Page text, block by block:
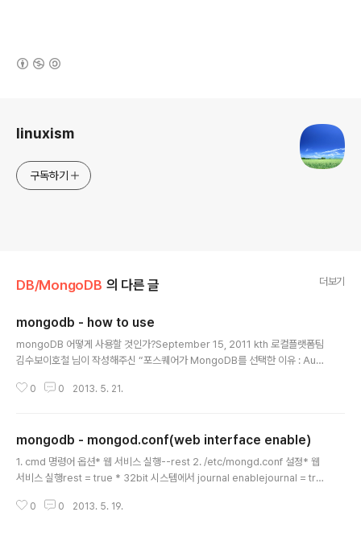
linuxism
구독하기
DB/MongoDB 의 다른 글 더보기
mongodb - how to use
mongoDB 어떻게 사용할 것인가?September 15, 2011 kth 로컬플랫폼팀
김수보이호철 님이 작성해주신 “포스퀘어가 MongoDB를 선택한 이유 : Auto
ps” 에 이어, “mongoDB 어떻게 사용할 것인가?” 에 대해 정리해보았습니다.
보면, 다음과 같이 설명되어 있습니다.MongoDB (from “humongous : 거
대한”) is an open source, high-performance, schema-free, docu
ment-ori..
0 0 2013. 5. 21.
mongodb - mongod.conf(web interface enable)
1. cmd 명령어 옵션* 웹 서비스 실행--rest 2. /etc/mongd.conf 설정* 웹
서비스 실행rest = true * 32bit 시스템에서 journal enablejournal = tru
onents > Configuration File OptionsConfiguration File OptionsSy
0 0 2013. 5. 19.